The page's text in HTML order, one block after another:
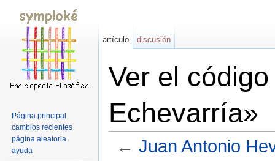
Ver el
Echevarría»
← Juan Antonio
artículo discusión
Página principal
cambios recientes
página aleatoria
ayuda